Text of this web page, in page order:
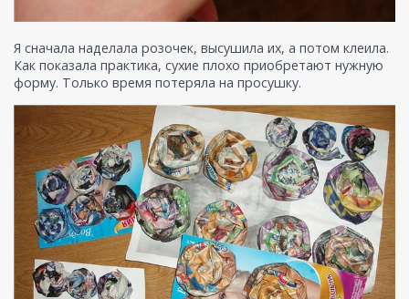
Я сначала наделала розочек, высушила их, а потом клеила.
Как показала практика, сухие плохо приобретают нужную
форму. Только время потеряла на просушку.